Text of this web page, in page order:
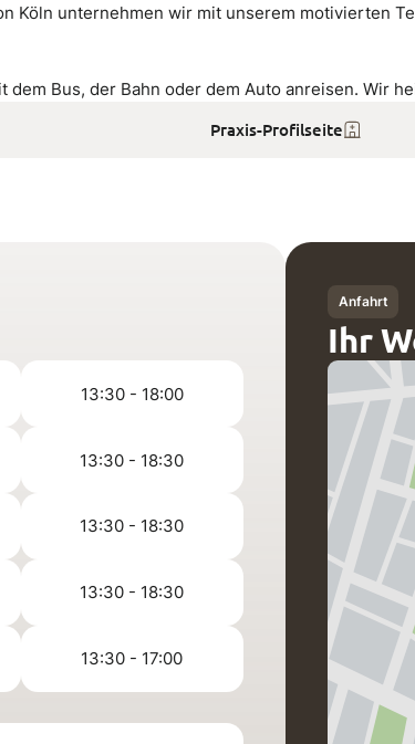
Köln unternehmen wir mit unserem motivierten
Bus, der Bahn oder dem Auto anreisen. Wir
Praxis-Profilseite
13:30 - 18:00
13:30 - 18:30
13:30 - 18:30
13:30 - 18:30
13:30 - 17:00
Anfahrt
Ihr